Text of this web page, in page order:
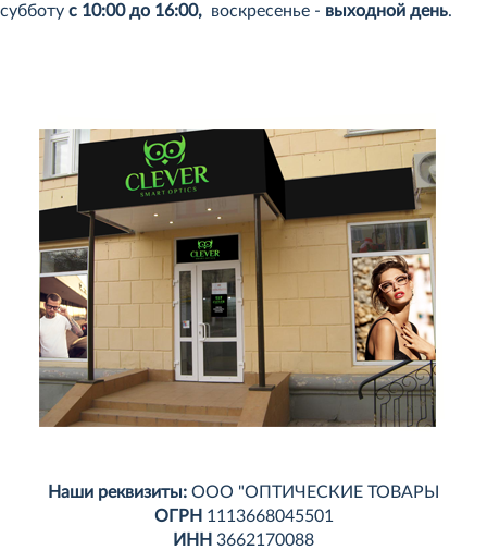
субботу с 10:00 до 16:00, воскресенье - выходной день.
Наши реквизиты: ООО "ОПТИЧЕСКИЕ ТОВАРЫ
ОГРН 1113668045501
ИНН 3662170088